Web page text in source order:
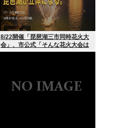
8/22開催「琵琶湖三市同時花火大
会」、市公式「そんな花火大会は
存在しない」→ SNS阿鼻叫喚